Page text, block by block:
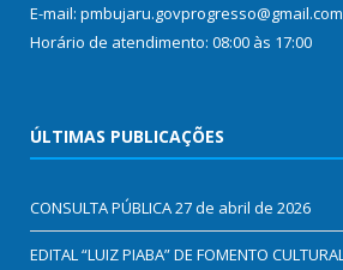
E-mail: pmbujaru.govprogresso@gmail.com
Horário de atendimento: 08:00 às 17:00
ÚLTIMAS PUBLICAÇÕES
CONSULTA PÚBLICA27 de abril de 2026
EDITAL “LUIZ PIABA” DE FOMENTO